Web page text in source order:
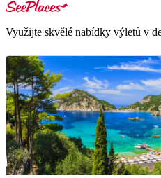
Využijte skvělé nabídky výletů v